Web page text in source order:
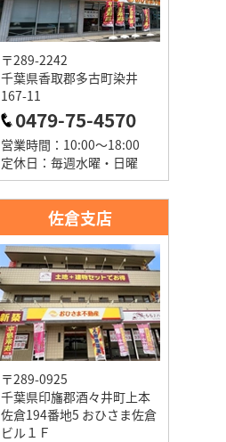
〒289-2242
千葉県香取郡多古町染井
167-11
0479-75-4570
営業時間：10:00～18:00
定休日：毎週水曜・日曜
佐倉支店
〒289-0925
千葉県印旛郡酒々井町上本
佐倉194番地5 おひさま佐倉
ビル１Ｆ